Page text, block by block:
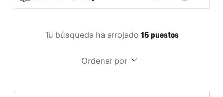
Tu búsqueda ha arrojado 16 puestos
Ordenar por